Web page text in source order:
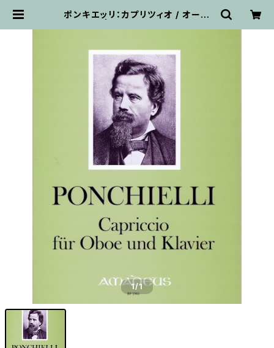
ポンキエッリ：カプリツィオ / オーボ
1/1